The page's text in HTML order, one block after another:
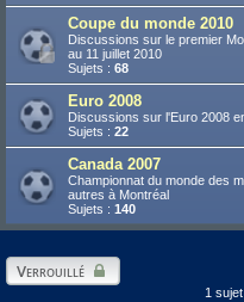
Coupe du monde 2010
Discussions sur le premier
au 11 juillet 2010
Sujets : 68
Euro 2008
Discussions sur l'Euro 2008
Sujets : 22
Canada 2007
Championnat du monde des
autres à Montréal
Sujets : 140
Verrouillé
1